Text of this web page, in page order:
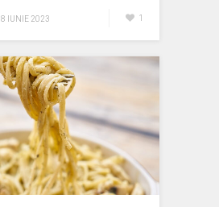
8 IUNIE 2023 1